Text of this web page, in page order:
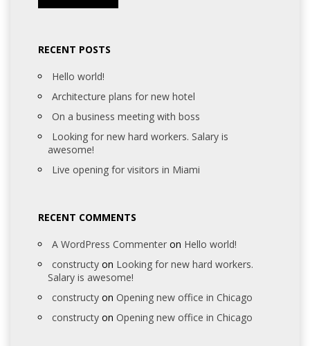
RECENT POSTS
Hello world!
Architecture plans for new hotel
On a business meeting with boss
Looking for new hard workers. Salary is
awesome!
Live opening for visitors in Miami
RECENT COMMENTS
A WordPress Commenter on Hello world!
constructy on Looking for new hard workers.
Salary is awesome!
constructy on Opening new office in Chicago
constructy on Opening new office in Chicago